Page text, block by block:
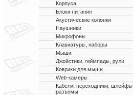
Корпуса
Блоки питания
Акустические колонки
Наушники
Микрофоны
Клавиатуры, наборы
Мыши
Джойстики, геймпады, рули
Коврики для мыши
Web-камеры
Кабели, переходники, шлейфы,
разъемы